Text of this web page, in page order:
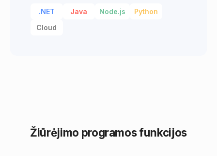
.NET Java Node.js
Python
Cloud
Žiūrėjimo programos funkcijos